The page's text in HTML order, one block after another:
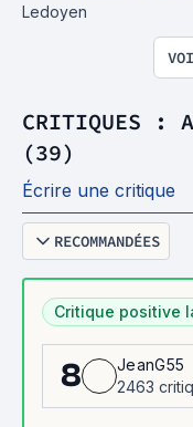
Ledoyen
CRITIQUES :
(39)
Écrire une critique
RECOMMANDÉES
Critique positive
8
JeanG55
2463